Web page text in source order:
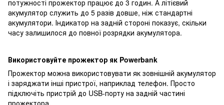
потужності прожектор працює до 3 годин. А літієвий
акумулятор служить до 5 разів довше, ніж стандартні
акумулятори. Індикатор на задній стороні показує, скільки
часу залишилося до повної розрядки акумулятора.
Використовуйте прожектор як Powerbank
Прожектор можна використовувати як зовнішній акумулятор
і заряджати інші пристрої, наприклад телефон. Просто
підключіть пристрій до USB-порту на задній частині
прожектора.